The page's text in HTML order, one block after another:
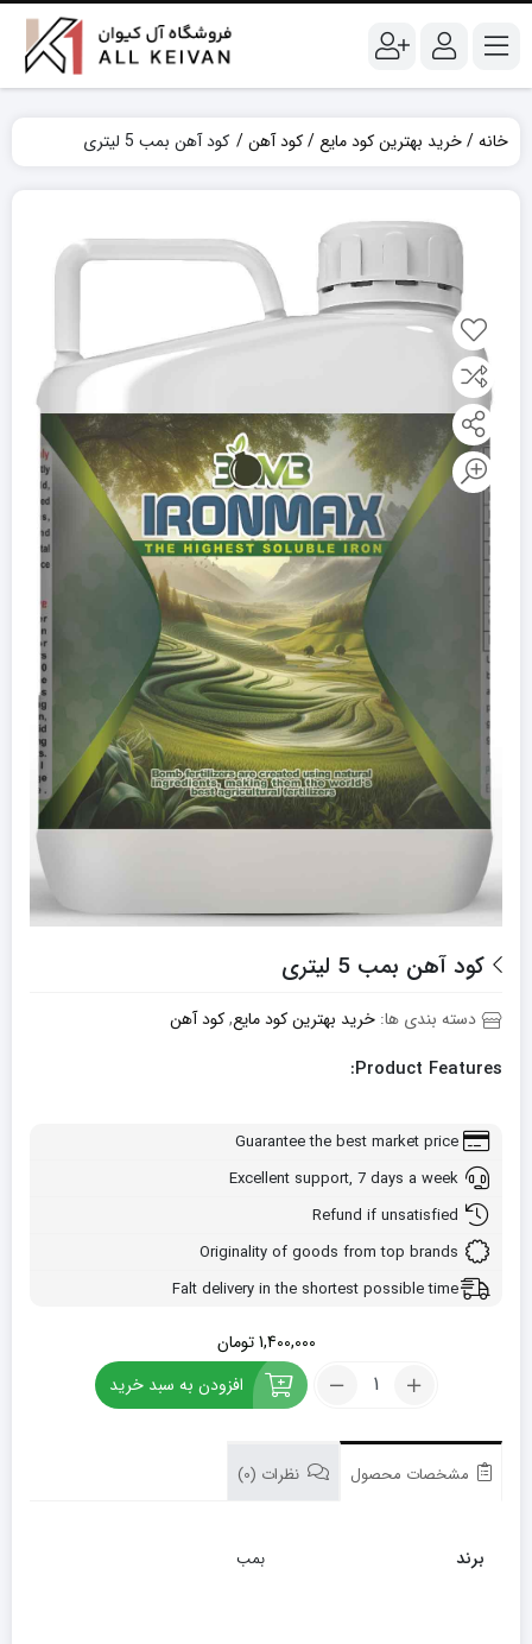
خانه خرید بهترین کود مایع کود آهن کود آهن بمب 5 لیتری
کود آهن بمب 5 لیتری
دسته بندی ها: خرید بهترین کود مایع,کود آهن
Product Features:
Guarantee the best market price
Excellent support, 7 days a week
Refund if unsatisfied
Originality of goods from top brands
Falt delivery in the shortest possible time
1,400,000 تومان
کود
آهن
5
لیتری
افزودن به سبد خرید
مشخصات محصول نظرات (0)
برند بمب